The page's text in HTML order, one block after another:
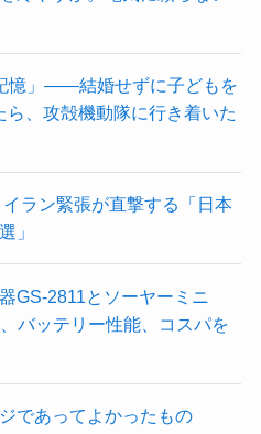
憶」——結婚せずに子どもを
ら、攻殻機動隊に行き着いた
ラン緊張が直撃する「日本
」
GS-2811とソーヤーミニ
バッテリー性能、コスパを
であってよかったもの